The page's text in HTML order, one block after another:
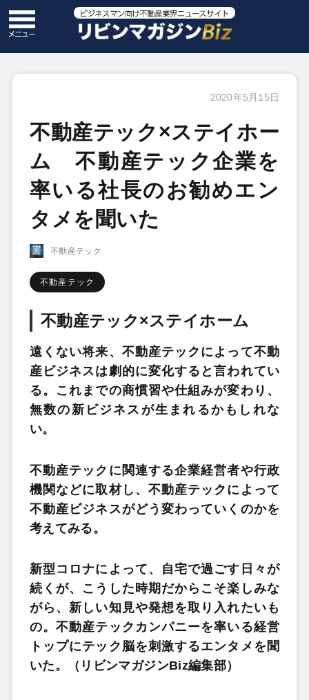
2020年5月15日
不動産テック×ステイホー
ム 不動産テック企業を
率いる社長のお勧めエン
タメを聞いた
不動産テック
不動産テック
不動産テック×ステイホーム
遠くない将来、不動産テックによって不動
産ビジネスは劇的に変化すると言われてい
る。これまでの商慣習や仕組みが変わり、
無数の新ビジネスが生まれるかもしれな
い。
不動産テックに関連する企業経営者や行政
機関などに取材し、不動産テックによって
不動産ビジネスがどう変わっていくのかを
考えてみる。
新型コロナによって、自宅で過ごす日々が
続くが、こうした時期だからこそ楽しみな
がら、新しい知見や発想を取り入れたいも
の。不動産テックカンパニーを率いる経営
トップにテック脳を刺激するエンタメを聞
いた。（リビンマガジンBiz編集部）